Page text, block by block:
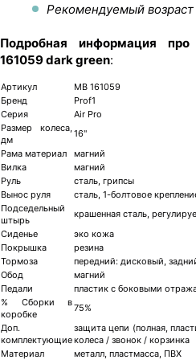
Рекомендуемый
Подробная информация
161059 dark green:
Артикул
MB 161059
Бренд
Prof1
Серия
Air Pro
Размер колеса,
дм
16"
Рама материал
магний
Вилка
магний
Руль
сталь, грипсы
Вынос руля
сталь, 1-болтовое
Подседельный
штырь
крашенная сталь,
Сиденье
эко кожа
Покрышка
резина
Тормоза
передний: дисковый,
Обод
магний
Педали
пластик с боковыми
% Сборки в
коробке
75%
Доп.
комплектующие
защита цепи (полная,
колеса / звонок / корзинка
Материал
металл, пластмасса, ПВХ